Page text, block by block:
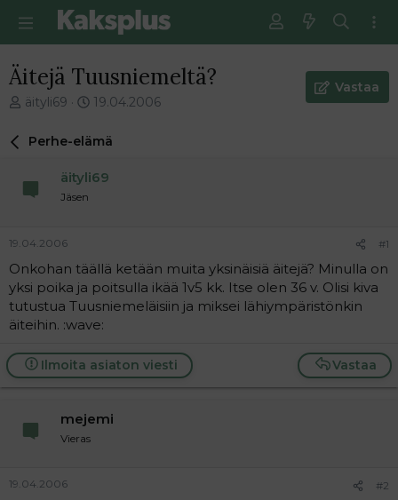
Äitejä Tuusniemeltä?
V
e
i
t
u
n
a
l
i
t
t
j
a
äityli69
E
s
m
n
v
i
e
t
i
19.04.2006
Vastaa
Perhe-elämä
äityli69
Jäsen
19.04.2006 #1
Onkohan täällä ketään muita yksinäisiä äitejä? Minulla on
yksi poika ja poitsulla ikää 1v5 kk. Itse olen 36 v. Olisi kiva
tutustua Tuusniemeläisiin ja miksei lähiympäristönkin
äiteihin. :wave:
Vastaa
Ilmoita asiaton viesti
mejemi
Vieras
19.04.2006 #2